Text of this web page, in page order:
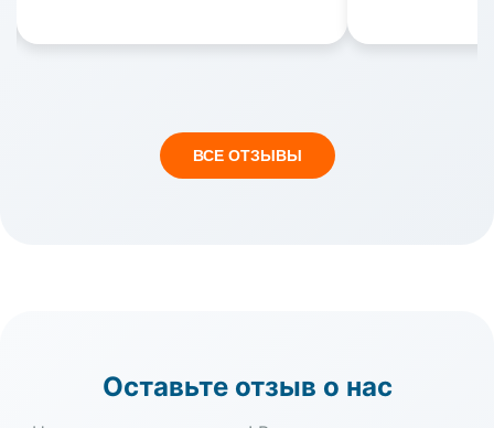
забот.
ВСЕ ОТЗЫВЫ
Оставьте отзыв о нас